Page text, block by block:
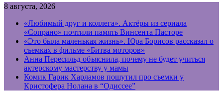
8 августа, 2026
«Любимый друг и коллега». Актёры из сериала
«Сопрано» почтили память Винсента Пасторе
«Это была маленькая жизнь». Юра Борисов рассказал о
съемках в фильме «Битва моторов»
Анна Пересильд объяснила, почему не будет учиться
актерскому мастерству у мамы
Комик Гарик Харламов пошутил про съемки у
Кристофера Нолана в “Одиссее”